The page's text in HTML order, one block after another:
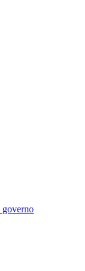
governo